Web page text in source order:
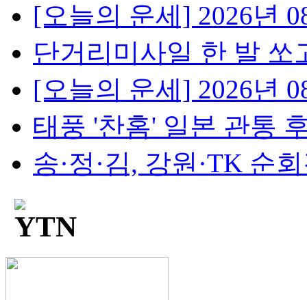
[오늘의 운세] 2026년
단거리미사일 한 발 쏘
[오늘의 운세] 2026년
태풍 '찬홈' 일본 관통
송·정·김, 강원·TK 순